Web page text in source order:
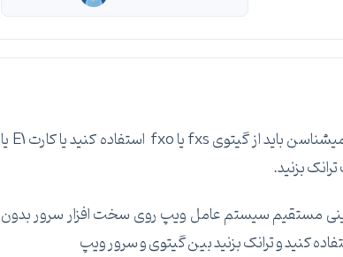
ولی نرم افزار هایی مثل hyper-v و esxi کارت fxs و fxo رو نمیشناسن باید از گیتوی fxs یا fxo استفاده کنید یا کارت E1 یا
ینی مستقیم سیستم عامل ویپ روی سخت افزار سرور بدون
کنید و ترانک بزنید بین گیتوی و سرور ویپ